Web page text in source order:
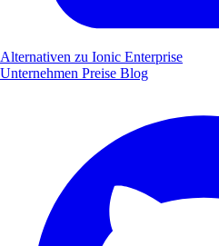
Alternativen zu Ionic Enterprise
Unternehmen Preise Blog